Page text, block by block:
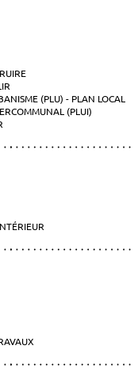
(PLU) - PLAN LOCAL
(PLUI)